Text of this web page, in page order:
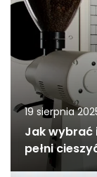
19 sierpnia
Jak wybrać
pełni